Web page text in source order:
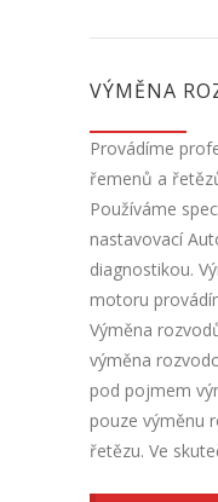
VÝMĚNA
Provádíme
řemenů a
Používáme
nastavovací
diagnostikou.
motoru
Výměna
výměna
pod pojmem
pouze výměnu
řetězu. Ve